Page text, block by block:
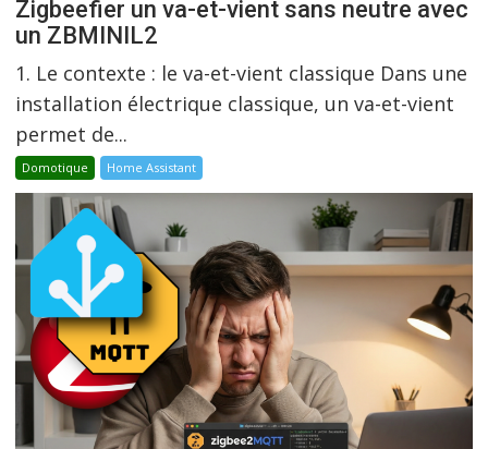
Zigbeefier un va-et-vient sans neutre avec
un ZBMINIL2
1. Le contexte : le va-et-vient classique Dans une
installation électrique classique, un va-et-vient
permet de...
Domotique Home Assistant